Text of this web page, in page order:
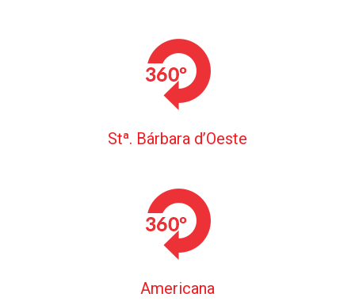
Stª. Bárbara d’Oeste
Americana